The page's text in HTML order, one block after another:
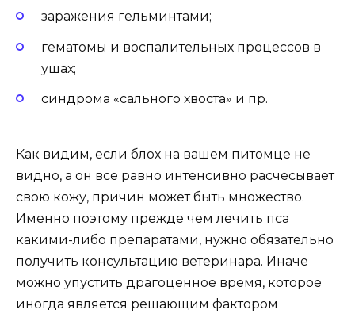
заражения гельминтами;
гематомы и воспалительных процессов в
ушах;
синдрома «сального хвоста» и пр.
Как видим, если блох на вашем питомце не
видно, а он все равно интенсивно расчесывает
свою кожу, причин может быть множество.
Именно поэтому прежде чем лечить пса
какими-либо препаратами, нужно обязательно
получить консультацию ветеринара. Иначе
можно упустить драгоценное время, которое
иногда является решающим фактором